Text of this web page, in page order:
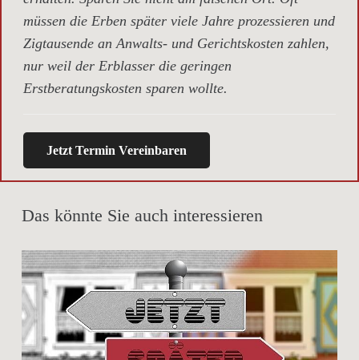
müssen die Erben später viele Jahre prozessieren und
Zigtausende an Anwalts- und Gerichtskosten zahlen,
nur weil der Erblasser die geringen
Erstberatungskosten sparen wollte.
Jetzt Termin Vereinbaren
Das könnte Sie auch interessieren